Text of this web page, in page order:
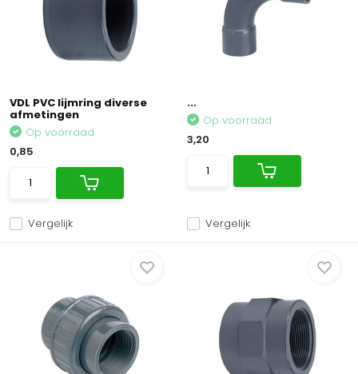
VDL PVC lijmring diverse
afmetingen
Vergelijk
Op voorraad
0,85
...
Vergelijk
Op voorraad
3,20